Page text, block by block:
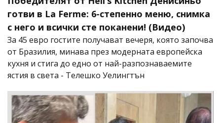
готви в La Ferme: 6-степенно меню, снимка
с него и всички сте поканени! (Видео)
За 45 евро гостите получават вечеря, която започва
от Бразилия, минава през модерната европейска
кухня и стига до едно от най-разпознаваемите
ястия в света - Телешко Уелингтън